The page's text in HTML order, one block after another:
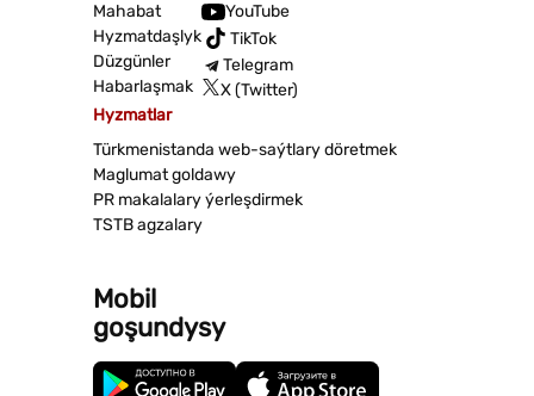
Mahabat
Hyzmatdaşlyk
Düzgünler
Habarlaşmak
YouTube
TikTok
Telegram
X (Twitter)
Hyzmatlar
Türkmenistanda web-saýtlary döretmek
Maglumat goldawy
PR makalalary ýerleşdirmek
TSTB agzalary
Mobil
goşundysy